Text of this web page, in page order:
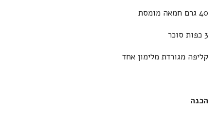
40 גרם חמאה מומסת
3 כפות סוכר
קליפה מגורדת מלימון אחד
הכנה